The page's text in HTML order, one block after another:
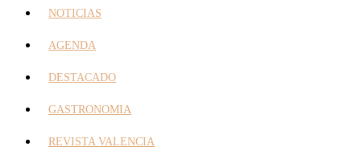
NOTICIAS
AGENDA
DESTACADO
GASTRONOMIA
REVISTA VALENCIA